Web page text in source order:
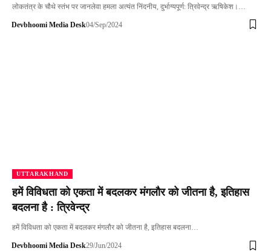
लोकतंत्र के चौथे स्तंभ पर जानलेवा हमला अत्यंत निंदनीय, दुर्भाग्यपूर्ण: त्रिवेन्द्र ऋषिकेश।…
Devbhoomi Media Desk04/Sep/2024
UTTARAKHAND
हमें विविधता को एकता में बदलकर मंगलौर को जीतना है, इतिहास
बदलना है : त्रिवेन्द्र
हमें विविधता को एकता में बदलकर मंगलौर को जीतना है, इतिहास बदलना…
Devbhoomi Media Desk29/Jun/2024